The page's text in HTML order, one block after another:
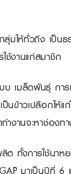
ให้ทั่วถึง เป็นธ
ช้งานแก่สมาชิก
เมล็ดพันธุ์ กา
นข้าวเปลือกให้
ำงานจะหาช่อง
ต ทั้งการใช้นา
มาเป็นปีที่ 6